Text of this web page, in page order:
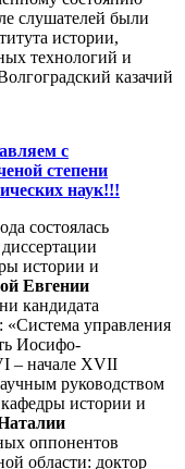
слушателей были
истории,
технологий и
казачий
с
степени
наук!!!
состоялась
истории и
Евгении
кандидата
«Система управления
Иосифо-
– начале XVII
руководством
истории и
оппонентов
области: доктор